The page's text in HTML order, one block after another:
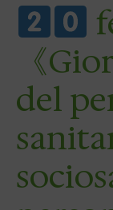
《
del